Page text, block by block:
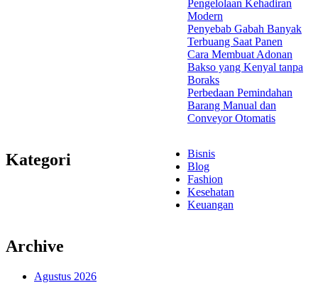
Pengelolaan Kehadiran
Modern
Penyebab Gabah Banyak
Terbuang Saat Panen
Cara Membuat Adonan
Bakso yang Kenyal tanpa
Boraks
Perbedaan Pemindahan
Barang Manual dan
Conveyor Otomatis
Kategori
Bisnis
Blog
Fashion
Kesehatan
Keuangan
Archive
Agustus 2026